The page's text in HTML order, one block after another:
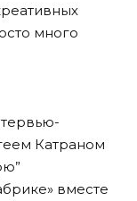
много
Катраном
вместе